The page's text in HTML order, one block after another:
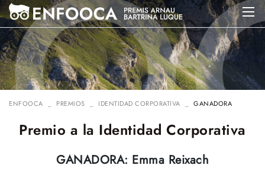
ENFOOCA PREMIOS IDENTIDAD CORPORATIVA GANADORA
Premio a la Identidad Corporativa
GANADORA: Emma Reixach